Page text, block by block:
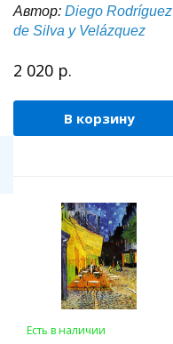
Автор: Diego Rodríguez
de Silva y Velázquez
2 020 р.
В корзину
Есть в наличии